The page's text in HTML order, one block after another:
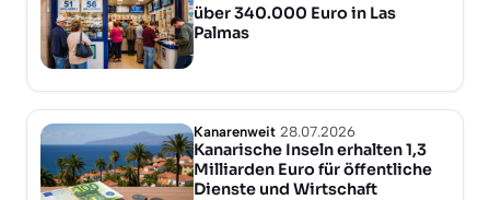
über 340.000 Euro in Las
Palmas
Kanarenweit 28.07.2026
Kanarische Inseln erhalten 1,3
Milliarden Euro für öffentliche
Dienste und Wirtschaft